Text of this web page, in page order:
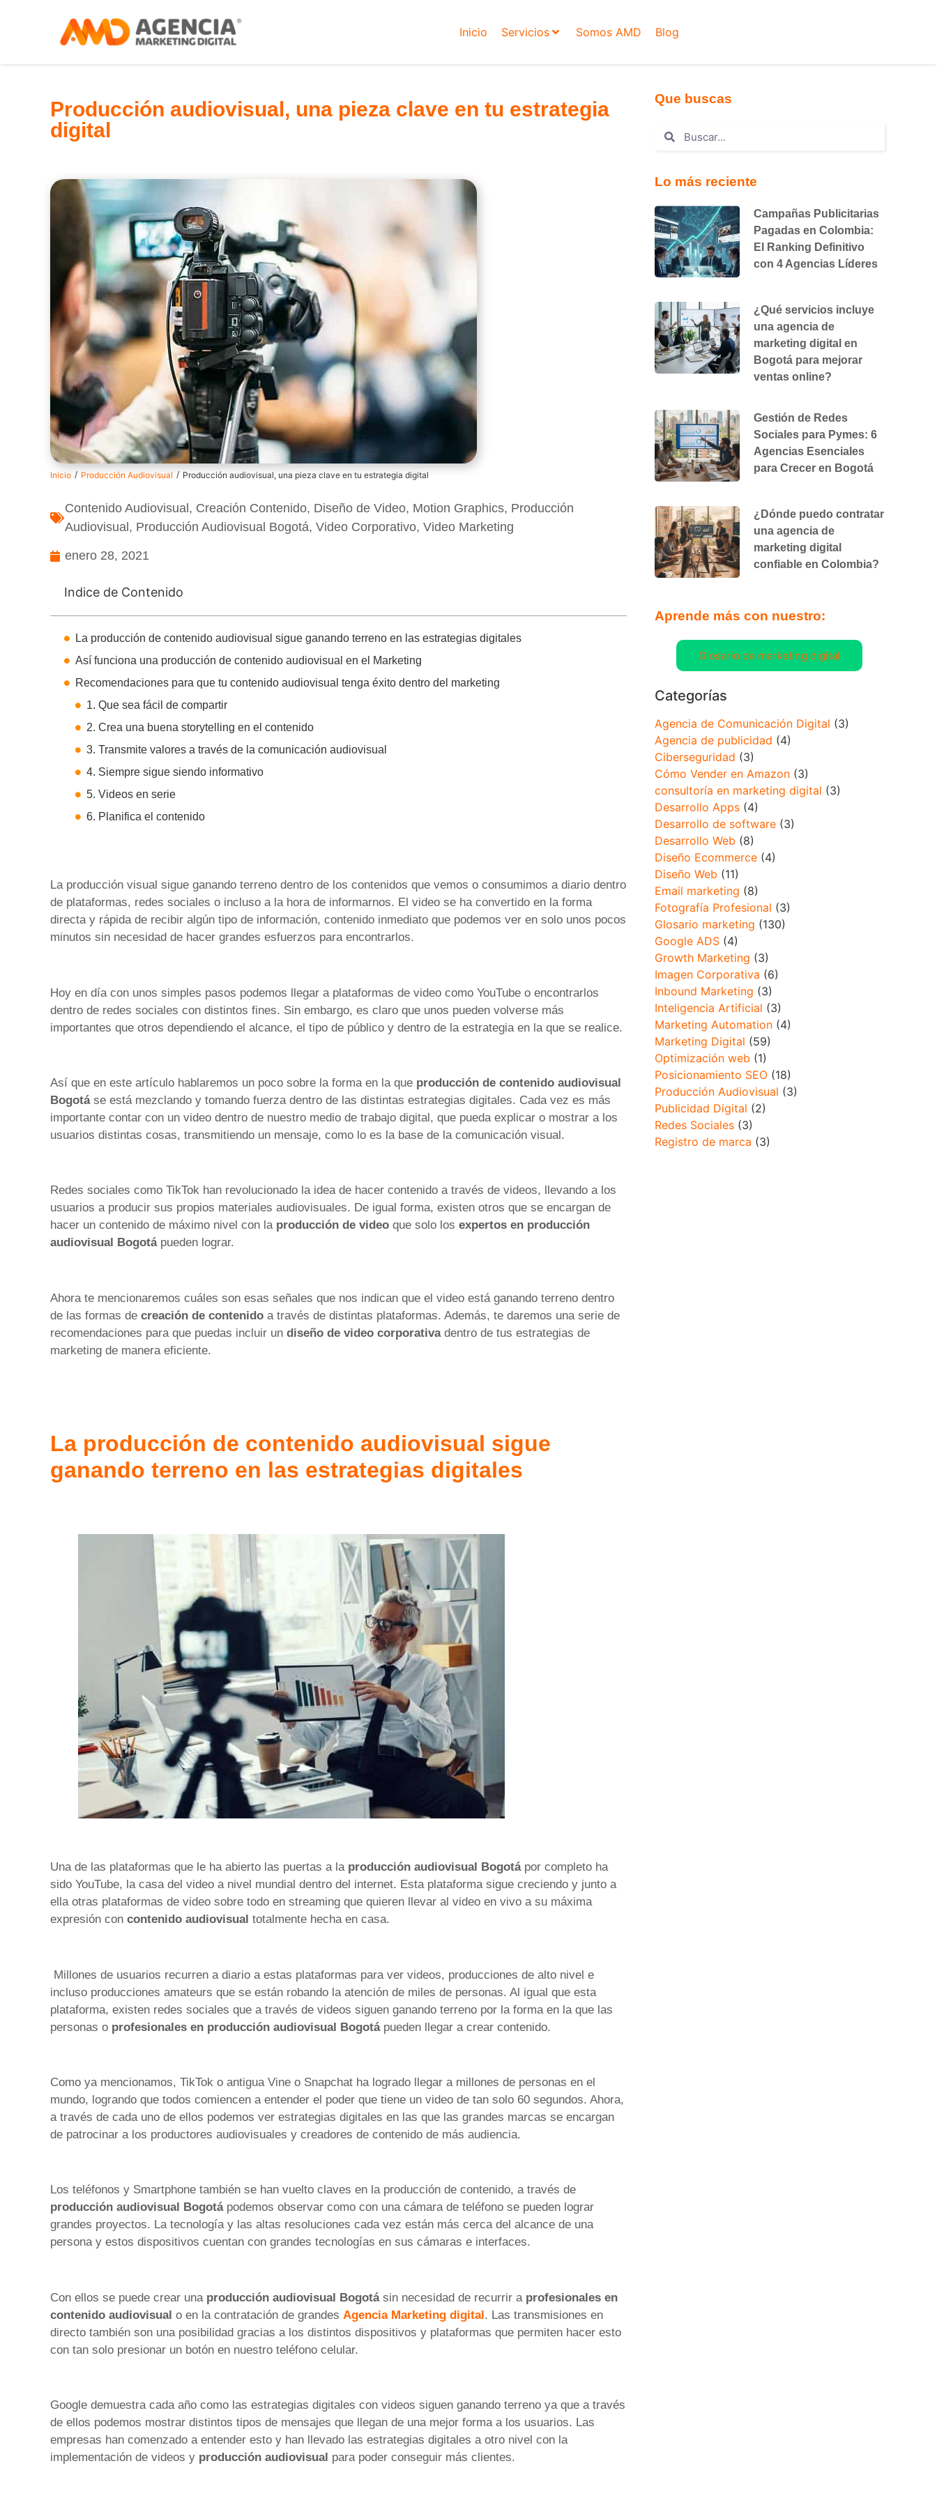
Inicio Servicios Somos AMD Blog
Producción audiovisual, una pieza clave en tu estrategia
digital
Inicio / Producción Audiovisual / Producción audiovisual, una pieza clave en tu estrategia digital
Contenido Audiovisual , Creación Contenido, Diseño de Video, Motion Graphics, Producción
Audiovisual , Producción Audiovisual Bogotá, Video Corporativo, Video Marketing
enero 28, 2021
Indice de Contenido
La producción de contenido audiovisual sigue ganando terreno en las estrategias digitales
Así funciona una producción de contenido audiovisual en el Marketing
Recomendaciones para que tu contenido audiovisual tenga éxito dentro del marketing
1. Que sea fácil de compartir
2. Crea una buena storytelling en el contenido
3. Transmite valores a través de la comunicación audiovisual
4. Siempre sigue siendo informativo
5. Videos en serie
6. Planifica el contenido
La producción visual sigue ganando terreno dentro de los contenidos que vemos o consumimos a diario dentro
de plataformas, redes sociales o incluso a la hora de informarnos. El video se ha convertido en la forma
directa y rápida de recibir algún tipo de información, contenido inmediato que podemos ver en solo unos pocos
minutos sin necesidad de hacer grandes esfuerzos para encontrarlos.
Hoy en día con unos simples pasos podemos llegar a plataformas de video como YouTube o encontrarlos
dentro de redes sociales con distintos fines. Sin embargo, es claro que unos pueden volverse más
importantes que otros dependiendo el alcance, el tipo de público y dentro de la estrategia en la que se realice.
Así que en este artículo hablaremos un poco sobre la forma en la que producción de contenido audiovisual
Bogotáse está mezclando y tomando fuerza dentro de las distintas estrategias digitales. Cada vez es más
importante contar con un video dentro de nuestro medio de trabajo digital, que pueda explicar o mostrar a los
usuarios distintas cosas, transmitiendo un mensaje, como lo es la base de la comunicación visual.
Redes sociales como TikTok han revolucionado la idea de hacer contenido a través de videos, llevando a los
usuarios a producir sus propios materiales audiovisuales. De igual forma, existen otros que se encargan de
hacer un contenido de máximo nivel con la producción de video que solo los expertos en producción
audiovisual
Bogotá pueden lograr.
Ahora te mencionaremos cuáles son esas señales que nos indican que el video está ganando terreno dentro
de las formas de creación de contenido a través de distintas plataformas. Además, te daremos una serie de
recomendaciones para que puedas incluir un diseño de video corporativadentro de tus estrategias de
marketing de manera eficiente.
La producción de contenido audiovisual sigue
ganando terreno en las estrategias digitales
Una de las plataformas que le ha abierto las puertas a la producción audiovisual Bogotápor completo ha
sido YouTube, la casa del video a nivel mundial dentro del internet. Esta plataforma sigue creciendo y junto a
ella otras plataformas de video sobre todo en streaming que quieren llevar al video en vivo a su máxima
expresión con contenido audiovisual totalmente hecha en casa.
Millones de usuarios recurren a diario a estas plataformas para ver videos, producciones de alto nivel e
incluso producciones amateurs que se están robando la atención de miles de personas. Al igual que esta
plataforma, existen redes sociales que a través de videos siguen ganando terreno por la forma en la que las
personas o profesionales en producción audiovisual Bogotá pueden llegar a crear contenido.
Como ya mencionamos, TikTok o antigua Vine o Snapchat ha logrado llegar a millones de personas en el
mundo, logrando que todos comiencen a entender el poder que tiene un video de tan solo 60 segundos. Ahora,
a través de cada uno de ellos podemos ver estrategias digitales en las que las grandes marcas se encargan
de patrocinar a los productores audiovisuales y creadores de contenido de más audiencia.
Los teléfonos y Smartphone también se han vuelto claves en la producción de contenido, a través de
producción audiovisual Bogotápodemos observar como con una cámara de teléfono se pueden lograr
grandes proyectos. La tecnología y las altas resoluciones cada vez están más cerca del alcance de una
persona y estos dispositivos cuentan con grandes tecnologías en sus cámaras e interfaces.
Con ellos se puede crear una producción audiovisual Bogotá sin necesidad de recurrir a profesionales en
contenido audiovisual o en la contratación de grandes Agencia Marketing digital. Las transmisiones en
directo también son una posibilidad gracias a los distintos dispositivos y plataformas que permiten hacer esto
con tan solo presionar un botón en nuestro teléfono celular.
Google demuestra cada año como las estrategias digitales con videos siguen ganando terreno ya que a través
de ellos podemos mostrar distintos tipos de mensajes que llegan de una mejor forma a los usuarios. Las
empresas han comenzado a entender esto y han llevado las estrategias digitales a otro nivel con la
implementación de videos y producción audiovisual para poder conseguir más clientes.
Que buscas
Lo más reciente
Campañas Publicitarias
Pagadas en Colombia:
El Ranking Definitivo
con 4 Agencias Líderes
¿Qué servicios incluye
una agencia de
marketing digital en
Bogotá para mejorar
ventas online?
Gestión de Redes
Sociales para Pymes: 6
Agencias Esenciales
para Crecer en Bogotá
¿Dónde puedo contratar
una agencia de
marketing digital
confiable en Colombia?
Aprende más con nuestro:
Glosario de marketing digital
Categorías
Agencia de Comunicación Digital (3)
Agencia de publicidad (4)
Ciberseguridad (3)
Cómo Vender en Amazon(3)
consultoría en marketing digital (3)
Desarrollo Apps(4)
Desarrollo de software(3)
Desarrollo Web (8)
Diseño Ecommerce(4)
Diseño Web (11)
Email marketing (8)
Fotografía Profesional (3)
Glosario marketing (130)
Google ADS(4)
Growth Marketing (3)
Imagen Corporativa (6)
Inbound Marketing (3)
Inteligencia Artificial (3)
Marketing Automation(4)
Marketing Digital (59)
Optimización web (1)
Posicionamiento SEO(18)
Producción Audiovisual (3)
Publicidad Digital (2)
Redes Sociales(3)
Registro de marca (3)